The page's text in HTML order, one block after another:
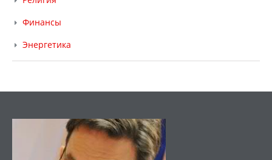
Финансы
Энергетика